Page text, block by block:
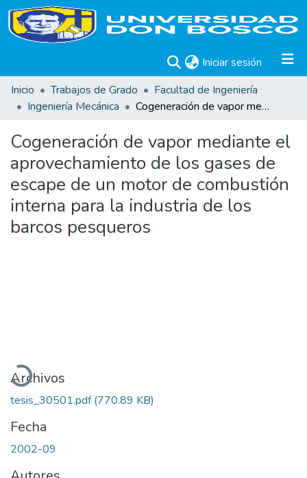
Iniciar sesión (current)
Inicio
Trabajos de Grado
Facultad de Ingeniería
Ingeniería Mecánica
Cogeneración de vapor mediante el aprovechamiento de los gases de escape de un motor de combustión interna para la industria de los barcos pesqueros
Cogeneración de vapor mediante el
aprovechamiento de los gases de
escape de un motor de combustión
interna para la industria de los
barcos pesqueros
Cargando...
Archivos
tesis_30501.pdf(770.89 KB)
Fecha
2002-09